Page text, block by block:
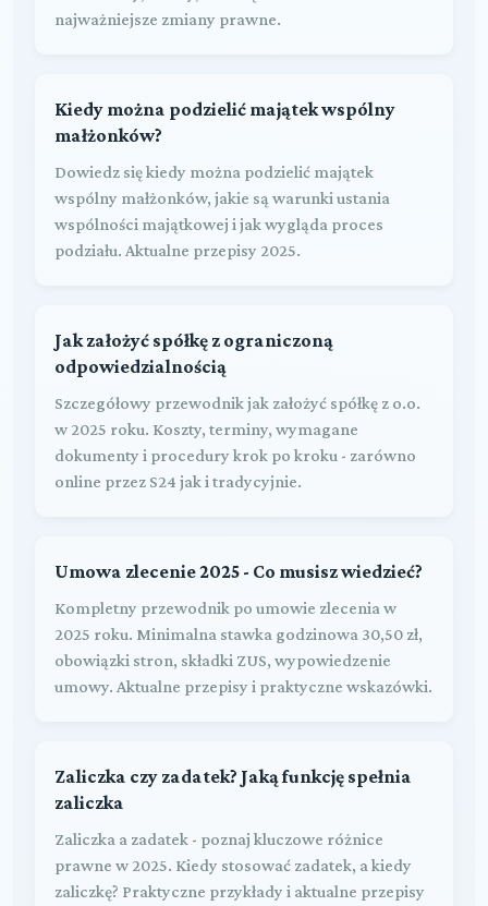
najważniejsze zmiany prawne.
Kiedy można podzielić majątek wspólny
małżonków?
Dowiedz się kiedy można podzielić majątek
wspólny małżonków, jakie są warunki ustania
wspólności majątkowej i jak wygląda proces
podziału. Aktualne przepisy 2025.
Jak założyć spółkę z ograniczoną
odpowiedzialnością
Szczegółowy przewodnik jak założyć spółkę z o.o.
w 2025 roku. Koszty, terminy, wymagane
dokumenty i procedury krok po kroku - zarówno
online przez S24 jak i tradycyjnie.
Umowa zlecenie 2025 - Co musisz wiedzieć?
Kompletny przewodnik po umowie zlecenia w
2025 roku. Minimalna stawka godzinowa 30,50 zł,
obowiązki stron, składki ZUS, wypowiedzenie
umowy. Aktualne przepisy i praktyczne wskazówki.
Zaliczka czy zadatek? Jaką funkcję spełnia
zaliczka
Zaliczka a zadatek - poznaj kluczowe różnice
prawne w 2025. Kiedy stosować zadatek, a kiedy
zaliczkę? Praktyczne przykłady i aktualne przepisy